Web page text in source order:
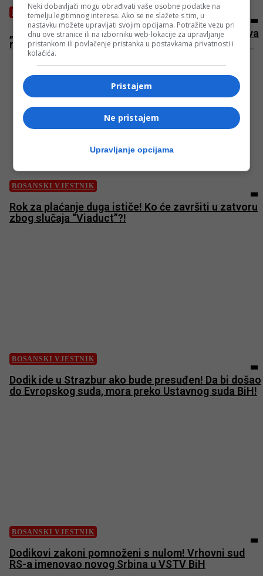
BOSANSKI VJESTNIK
„Žive lomače“ – žive rane bošnjačke! Najmlađa žrtva
ratnih zločinaca bila je beba stara samo dva dana!
BOSANSKI VJESTNIK
Rok za plaćanje duga ističe! Ko će završiti u zatvoru
zbog slučaja “Viaduct”?!
BOSANSKI VJESTNIK
Dodik ide u Strazbur ako bude presuđen! Da bi došao
do Evropskog suda, mora preko Ustavnog suda BiH!
BOSANSKI VJESTNIK
Dodikovi zakoni pomnoženi s nulom! Vrhovni sud
RS-a imenovao novog Srbina u VSTV BiH
Neki dobavljači mogu obrađivati vaše osobne podatke na
temelju legitimnog interesa. Ako se ne slažete s tim, u
nastavku možete upravljati svojim opcijama. Potražite vezu pri
dnu ove stranice ili na izborniku web-lokacije za upravljanje
pristankom ili povlačenje pristanka u postavkama privatnosti i
kolačića.
Pristajem
Ne pristajem
Upravljanje opcijama